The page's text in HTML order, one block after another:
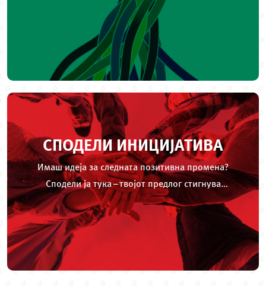
СПОДЕЛИ ИНИЦИЈАТИВА
Имаш идеја за следната позитивна промена?
Сподели ја тука – твојот предлог стигнува
директно до нашиот тим одговорен за реализација
на општествено одговорни проекти.